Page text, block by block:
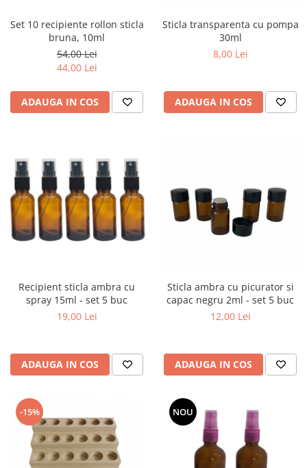
Set 10 recipiente rollon sticla
bruna, 10ml
54,00 Lei
44,00 Lei
ADAUGA IN COS
Sticla transparenta cu pompa
30ml
8,00 Lei
ADAUGA IN COS
Recipient sticla ambra cu
spray 15ml - set 5 buc
19,00 Lei
ADAUGA IN COS
Sticla ambra cu picurator si
capac negru 2ml - set 5 buc
12,00 Lei
ADAUGA IN COS
-15% NOU